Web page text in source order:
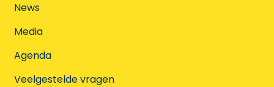
News
Media
Agenda
Veelgestelde vragen